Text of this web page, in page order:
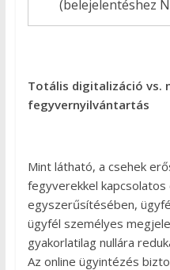
(belejelentéshez
Totális digitalizáció vs.
fegyvernyilvántartás
Mint látható, a csehek
fegyverekkel kapcsolatos
egyszerűsítésében,
ügyfél személyes
gyakorlatilag nullára
Az online ügyintézés